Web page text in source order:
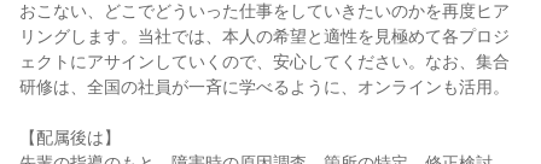
おこない、どこでどういった仕事をしていきたいのかを再度ヒア
リングします。当社では、本人の希望と適性を見極めて各プロジ
ェクトにアサインしていくので、安心してください。なお、集合
研修は、全国の社員が一斉に学べるように、オンラインも活用。
【配属後は】